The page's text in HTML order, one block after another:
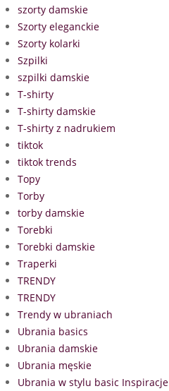
szorty damskie
Szorty eleganckie
Szorty kolarki
Szpilki
szpilki damskie
T-shirty
T-shirty damskie
T-shirty z nadrukiem
tiktok
tiktok trends
Topy
Torby
torby damskie
Torebki
Torebki damskie
Traperki
TRENDY
TRENDY
Trendy w ubraniach
Ubrania basics
Ubrania damskie
Ubrania męskie
Ubrania w stylu basic Inspiracje